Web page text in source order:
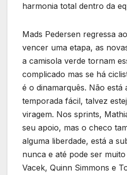
harmonia total dentro da
Mads Pedersen regressa
vencer uma etapa, as
a camisola verde tornam
complicado mas se há
é o dinamarquês. Não está
temporada fácil, talvez
viragem. Nos sprints,
seu apoio, mas o checo
alguma liberdade, está a
nunca e até pode ser
Vacek, Quinn Simmons e